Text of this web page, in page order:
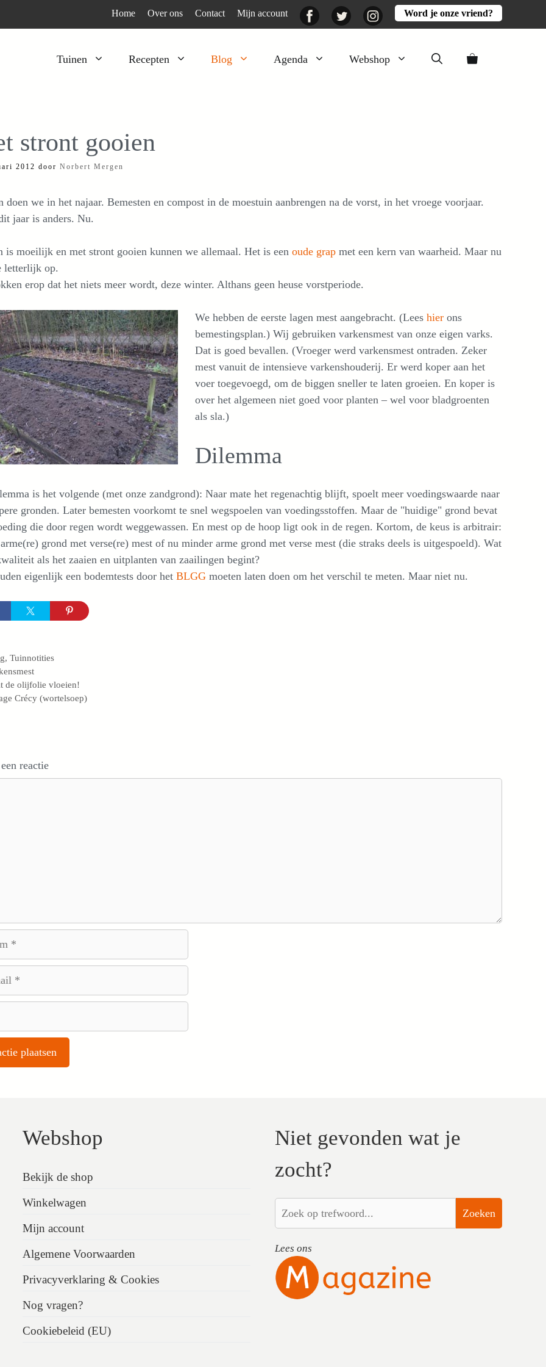
Home Over ons Contact Mijn account FacebookTwitter InstagramWord je onze vriend?
Tuinen Recepten Blog Agenda Webshop
Kruiden
Moestuin
Voedselbos
stront gooien
2012 door Norbert Mergen
doen we in het najaar. Bemesten en compost in de moestuin aanbrengen na de vorst, in het vroege voorjaar.
jaar is anders. Nu.
is moeilijk en met stront gooien kunnen we allemaal. Het is een oude grap met een kern van waarheid. Maar nu
letterlijk op.
erop dat het niets meer wordt, deze winter. Althans geen heuse vorstperiode.
We hebben de eerste lagen mest aangebracht. (Lees hier ons
bemestingsplan.) Wij gebruiken varkensmest van onze eigen varks.
Dat is goed bevallen. (Vroeger werd varkensmest ontraden. Zeker
mest vanuit de intensieve varkenshouderij. Er werd koper aan het
voer toegevoegd, om de biggen sneller te laten groeien. En koper is
over het algemeen niet goed voor planten – wel voor bladgroenten
als sla.)
Dilemma
is het volgende (met onze zandgrond): Naar mate het regenachtig blijft, spoelt meer voedingswaarde naar
gronden. Later bemesten voorkomt te snel wegspoelen van voedingsstoffen. Maar de "huidige" grond bevat
die door regen wordt weggewassen. En mest op de hoop ligt ook in de regen. Kortom, de keus is arbitrair:
grond met verse(re) mest of nu minder arme grond met verse mest (die straks deels is uitgespoeld). Wat
als het zaaien en uitplanten van zaailingen begint?
eigenlijk een bodemtests door het BLGG moeten laten doen om het verschil te meten. Maar niet nu.
,Tuinnotities
de olijfolie vloeien!
Crécy (wortelsoep)
reactie
Webshop
Bekijk de shop
Winkelwagen
Mijn account
Algemene Voorwaarden
Privacyverklaring & Cookies
Nog vragen?
Cookiebeleid (EU)
Niet gevonden wat je
zocht?
Zoeken
Lees ons